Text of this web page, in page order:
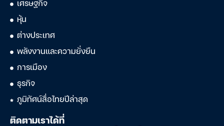
เศรษฐกิจ
หุ้น
ต่างประเทศ
พลังงานและความยั่งยืน
การเมือง
ธุรกิจ
ภูมิทัศน์สื่อไทยปีล่าสุด
ติดตามเราได้ที่